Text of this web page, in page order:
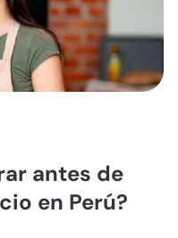
antes de
en Perú?